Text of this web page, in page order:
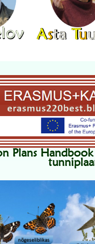
Plans Handbook